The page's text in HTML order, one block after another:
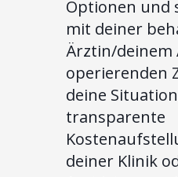
Optionen und
mit deiner
Ärztin/deinem
operierenden
deine
transparente
deiner Klinik